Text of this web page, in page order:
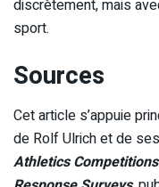
discrètement, mais
sport.
Sources
Cet article s’appuie
de Rolf Ulrich et de
Athletics